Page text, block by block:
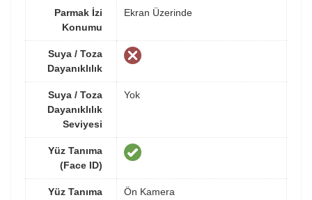
Parmak İzi
Konumu
Ekran Üzerinde
Suya / Toza
Dayanıklılık
Suya / Toza
Dayanıklılık
Seviyesi
Yok
Yüz Tanıma
(Face ID)
Yüz Tanıma
Ön Kamera